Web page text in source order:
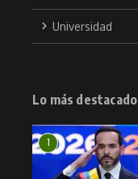
Universidad
Lo más destacado
1